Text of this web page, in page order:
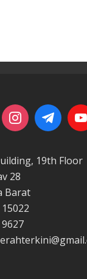
19th Floor
28
Barat